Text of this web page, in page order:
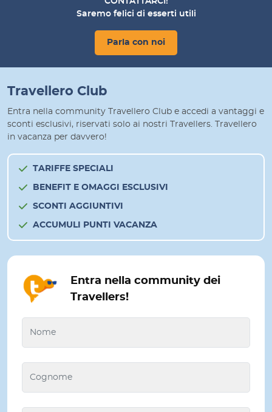
Saremo felici di esserti utili
Parla con noi
Travellero Club
Entra nella community Travellero Club e accedi a vantaggi e
sconti esclusivi, riservati solo ai nostri Travellers. Travellero
in vacanza per davvero!
TARIFFE SPECIALI
BENEFIT E OMAGGI ESCLUSIVI
SCONTI AGGIUNTIVI
ACCUMULI PUNTI VACANZA
Entra nella community dei
Travellers!